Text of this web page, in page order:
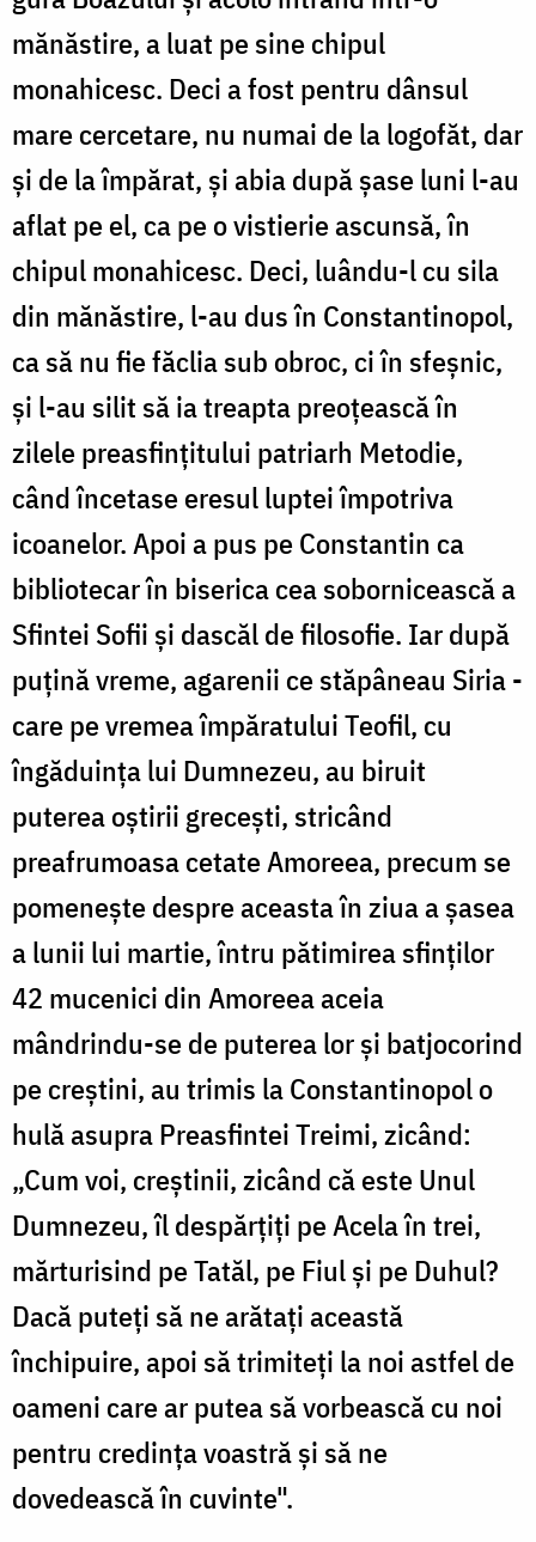
mănăstire, a luat pe sine chipul
monahicesc. Deci a fost pentru dânsul
mare cercetare, nu numai de la logofăt, dar
și de la împărat, și abia după șase luni l-au
aflat pe el, ca pe o vistierie ascunsă, în
chipul monahicesc. Deci, luându-l cu sila
din mănăstire, l-au dus în Constantinopol,
ca să nu fie făclia sub obroc, ci în sfeșnic,
și l-au silit să ia treapta preoțească în
zilele preasfințitului patriarh Metodie,
când încetase eresul luptei împotriva
icoanelor. Apoi a pus pe Constantin ca
bibliotecar în biserica cea sobornicească a
Sfintei Sofii și dascăl de filosofie. Iar după
puțină vreme, agarenii ce stăpâneau Siria -
care pe vremea împăratului Teofil, cu
îngăduința lui Dumnezeu, au biruit
puterea oștirii grecești, stricând
preafrumoasa cetate Amoreea, precum se
pomenește despre aceasta în ziua a șasea
a lunii lui martie, întru pătimirea sfinților
42 mucenici din Amoreea aceia
mândrindu-se de puterea lor și batjocorind
pe creștini, au trimis la Constantinopol o
hulă asupra Preasfintei Treimi, zicând:
„Cum voi, creștinii, zicând că este Unul
Dumnezeu, îl despărțiți pe Acela în trei,
mărturisind pe Tatăl, pe Fiul și pe Duhul?
Dacă puteți să ne arătați această
închipuire, apoi să trimiteți la noi astfel de
oameni care ar putea să vorbească cu noi
pentru credința voastră și să ne
dovedească în cuvinte".